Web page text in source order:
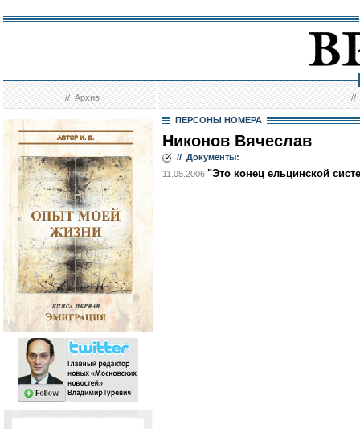
//Архив //
ПЕРСОНЫ НОМЕРА
Никонов Вячеслав
// Документы:
11.05.2006 "Это конец ельцинской